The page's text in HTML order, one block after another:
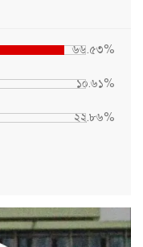
৬৬.৫৩%
১০.৬১%
২২.৮৬%